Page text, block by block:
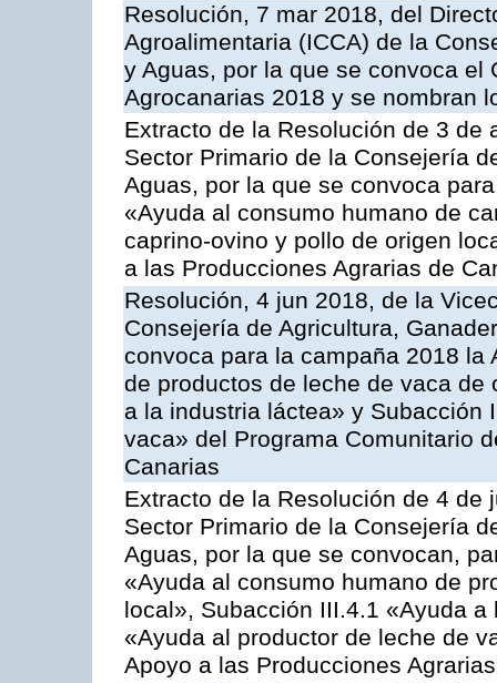
Resolución, 7 mar 2018, del
Agroalimentaria (ICCA) de la
y Aguas, por la que se convoca el
Agrocanarias 2018 y se nombran
Extracto de la Resolución de 3
Sector Primario de la Consejería
Aguas, por la que se convoca
«Ayuda al consumo humano de
caprino-ovino y pollo de origen
a las Producciones Agrarias de
Resolución, 4 jun 2018, de la
Consejería de Agricultura,
convoca para la campaña 2018
de productos de leche de vaca
a la industria láctea» y Subacción
vaca» del Programa Comunitario
Canarias
Extracto de la Resolución de 4
Sector Primario de la Consejería
Aguas, por la que se convocan,
«Ayuda al consumo humano de
local», Subacción III.4.1 «Ayuda
«Ayuda al productor de leche de
Apoyo a las Producciones